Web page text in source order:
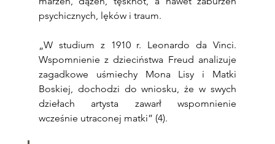
psychicznych, lęków i traum.
„W studium z 1910 r. Leonardo da Vinci.
Wspomnienie z dzieciństwa Freud analizuje
zagadkowe uśmiechy Mona Lisy i Matki
Boskiej, dochodzi do wniosku, że w swych
dziełach artysta zawarł wspomnienie
wcześnie utraconej matki” (4).